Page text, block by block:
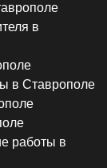
в
в Ставрополе
работы в